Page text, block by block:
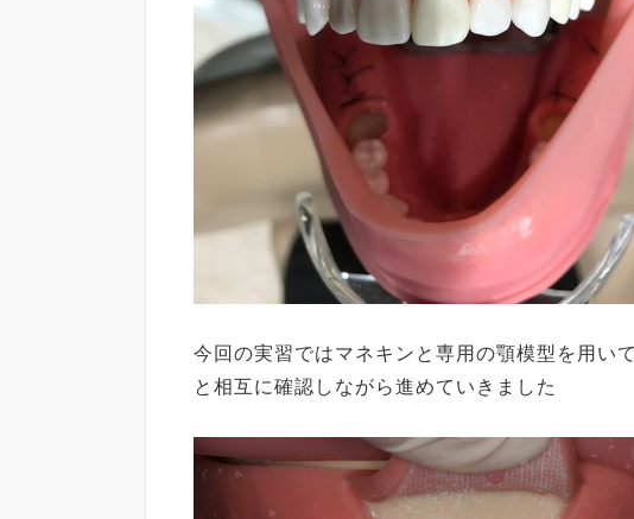
今回の実習ではマネキンと専用の顎模型を用い
と相互に確認しながら進めていきました